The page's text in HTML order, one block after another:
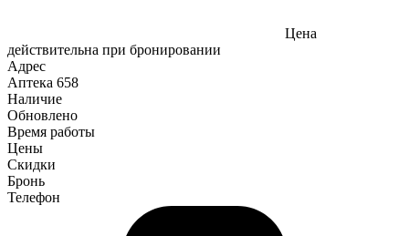
Цена
действительна при бронировании
Адрес
Аптека 658
Наличие
Обновлено
Время работы
Цены
Скидки
Бронь
Телефон